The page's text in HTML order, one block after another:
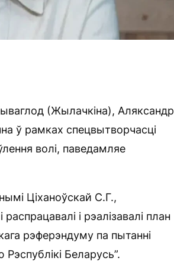
(Жылачкіна), Аляксандр
ў рамках спецвытворчасці
волі, паведамляе
Ціханоўскай С.Г.,
і рэалізавалі план
рэферэндуму па пытанні
Беларусь”.